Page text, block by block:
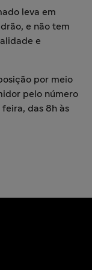
leva em
e não tem
e
por meio
pelo número
das 8h às